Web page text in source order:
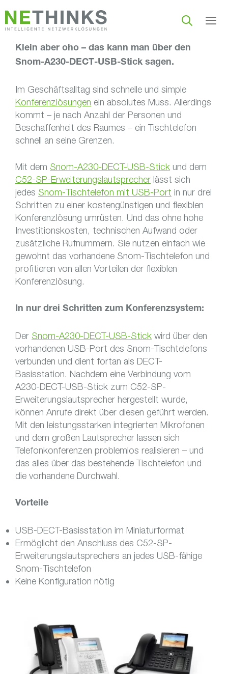
Inhalt
springen
Klein aber oho – das kann man über den
Snom-A230-DECT-USB-Stick sagen.
Im Geschäftsalltag sind schnelle und simple
Konferenzlösungen ein absolutes Muss. Allerdings
kommt – je nach Anzahl der Personen und
Beschaffenheit des Raumes – ein Tischtelefon
schnell an seine Grenzen.
Mit dem Snom-A230-DECT-USB-Stick und dem
C52-SP-Erweiterungslautsprecher lässt sich
jedes Snom-Tischtelefon mit USB-Port in nur drei
Schritten zu einer kostengünstigen und flexiblen
Konferenzlösung umrüsten. Und das ohne hohe
Investitionskosten, technischen Aufwand oder
zusätzliche Rufnummern. Sie nutzen einfach wie
gewohnt das vorhandene Snom-Tischtelefon und
profitieren von allen Vorteilen der flexiblen
Konferenzlösung.
In nur drei Schritten zum Konferenzsystem:
Der Snom-A230-DECT-USB-Stick wird über den
vorhandenen USB-Port des Snom-Tischtelefons
verbunden und dient fortan als DECT-
Basisstation. Nachdem eine Verbindung vom
A230-DECT-USB-Stick zum C52-SP-
Erweiterungslautsprecher hergestellt wurde,
können Anrufe direkt über diesen geführt werden.
Mit den leistungsstarken integrierten Mikrofonen
und dem großen Lautsprecher lassen sich
Telefonkonferenzen problemlos realisieren – und
das alles über das bestehende Tischtelefon und
die vorhandene Durchwahl.
Vorteile
USB-DECT-Basisstation im Miniaturformat
Ermöglicht den Anschluss des C52-SP-
Erweiterungslautsprechers an jedes USB-fähige
Snom-Tischtelefon
Keine Konfiguration nötig